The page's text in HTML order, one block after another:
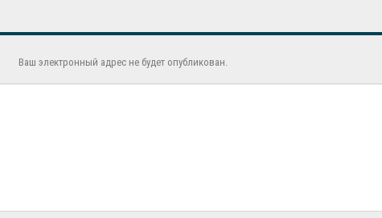
Ваш электронный адрес не будет опубликован.